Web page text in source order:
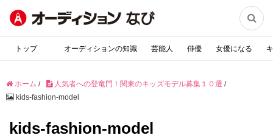

トップ オーディションの知識 芸能人 俳優 女優になる
ホーム / 人気者への登竜門！関東のキッズモデル募集１０選 /
kids-fashion-model
kids-fashion-model